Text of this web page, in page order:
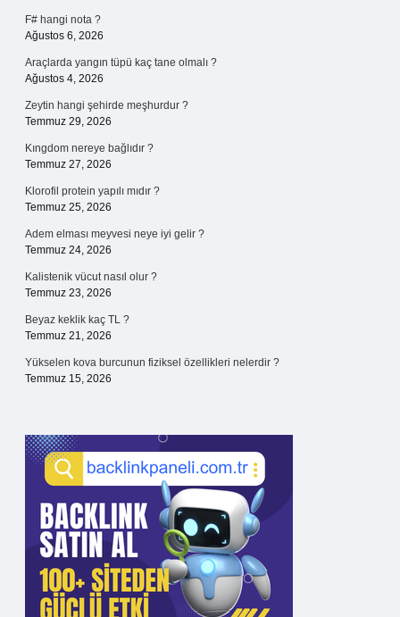
F# hangi nota ?
Ağustos 6, 2026
Araçlarda yangın tüpü kaç tane olmalı ?
Ağustos 4, 2026
Zeytin hangi şehirde meşhurdur ?
Temmuz 29, 2026
Kıngdom nereye bağlıdır ?
Temmuz 27, 2026
Klorofil protein yapılı mıdır ?
Temmuz 25, 2026
Adem elması meyvesi neye iyi gelir ?
Temmuz 24, 2026
Kalistenik vücut nasıl olur ?
Temmuz 23, 2026
Beyaz keklik kaç TL ?
Temmuz 21, 2026
Yükselen kova burcunun fiziksel özellikleri nelerdir ?
Temmuz 15, 2026